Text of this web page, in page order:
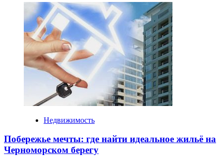
Недвижимость
Побережье мечты: где найти идеальное жильё на
Черноморском берегу